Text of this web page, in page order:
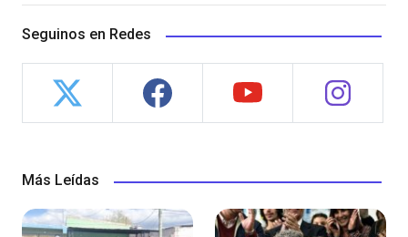
Seguinos en Redes
Más Leídas